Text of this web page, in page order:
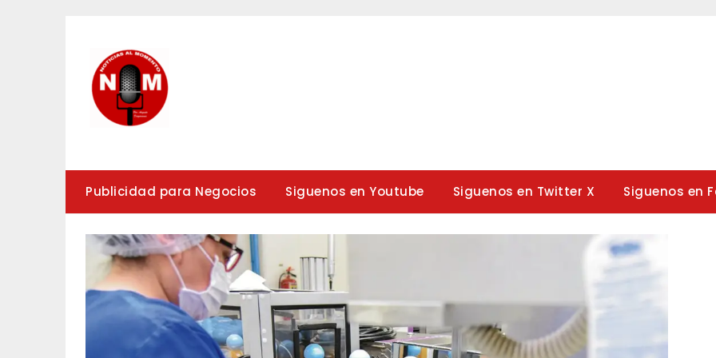
Publicidad para Negocios Siguenos en Youtube Siguenos en Twitter X Siguenos en